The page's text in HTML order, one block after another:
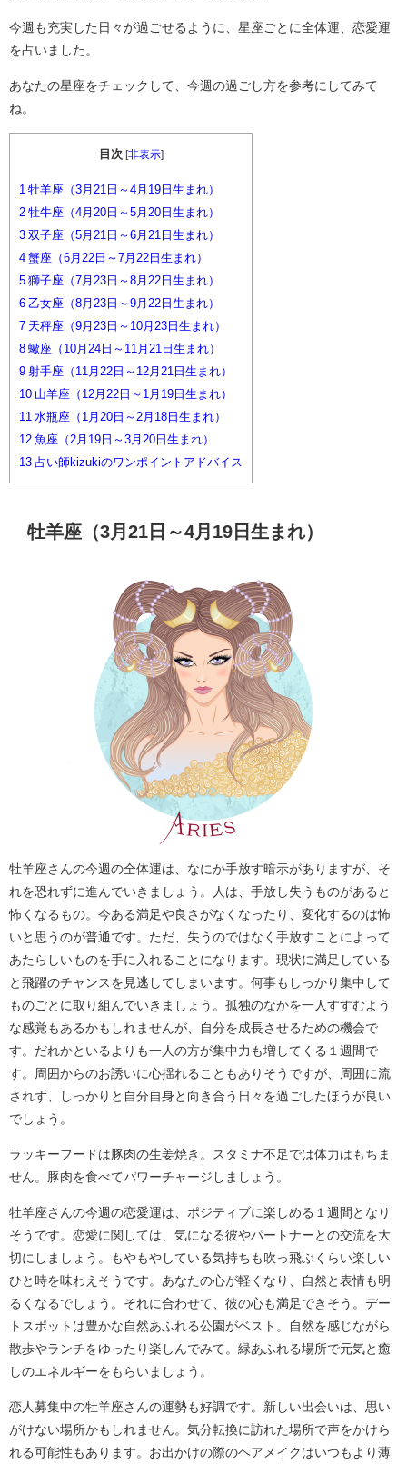
今週も充実した日々が過ごせるように、星座ごとに全体運、恋愛運
を占いました。
あなたの星座をチェックして、今週の過ごし方を参考にしてみて
ね。
目次 [非表示]
1 牡羊座（3月21日～4月19日生まれ）
2 牡牛座（4月20日～5月20日生まれ）
3 双子座（5月21日～6月21日生まれ）
4 蟹座（6月22日～7月22日生まれ）
5 獅子座（7月23日～8月22日生まれ）
6 乙女座（8月23日～9月22日生まれ）
7 天秤座（9月23日～10月23日生まれ）
8 蠍座（10月24日～11月21日生まれ）
9 射手座（11月22日～12月21日生まれ）
10 山羊座（12月22日～1月19日生まれ）
11 水瓶座（1月20日～2月18日生まれ）
12 魚座（2月19日～3月20日生まれ）
13 占い師kizukiのワンポイントアドバイス
牡羊座（3月21日～4月19日生まれ）
牡羊座さんの今週の全体運は、なにか手放す暗示がありますが、そ
れを恐れずに進んでいきましょう。人は、手放し失うものがあると
怖くなるもの。今ある満足や良さがなくなったり、変化するのは怖
いと思うのが普通です。ただ、失うのではなく手放すことによって
あたらしいものを手に入れることになります。現状に満足している
と飛躍のチャンスを見逃してしまいます。何事もしっかり集中して
ものごとに取り組んでいきましょう。孤独のなかを一人すすむよう
な感覚もあるかもしれませんが、自分を成長させるための機会で
す。だれかといるよりも一人の方が集中力も増してくる１週間で
す。周囲からのお誘いに心揺れることもありそうですが、周囲に流
されず、しっかりと自分自身と向き合う日々を過ごしたほうが良い
でしょう。
ラッキーフードは豚肉の生姜焼き。スタミナ不足では体力はもちま
せん。豚肉を食べてパワーチャージしましょう。
牡羊座さんの今週の恋愛運は、ポジティブに楽しめる１週間となり
そうです。恋愛に関しては、気になる彼やパートナーとの交流を大
切にしましょう。もやもやしている気持ちも吹っ飛ぶくらい楽しい
ひと時を味わえそうです。あなたの心が軽くなり、自然と表情も明
るくなるでしょう。それに合わせて、彼の心も満足できそう。デー
トスポットは豊かな自然あふれる公園がベスト。自然を感じながら
散歩やランチをゆったり楽しんでみて。緑あふれる場所で元気と癒
しのエネルギーをもらいましょう。
恋人募集中の牡羊座さんの運勢も好調です。新しい出会いは、思い
がけない場所かもしれません。気分転換に訪れた場所で声をかけら
れる可能性もあります。お出かけの際のヘアメイクはいつもより薄